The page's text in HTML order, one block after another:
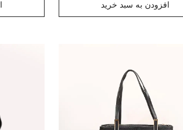
افزودن به سبد خرید